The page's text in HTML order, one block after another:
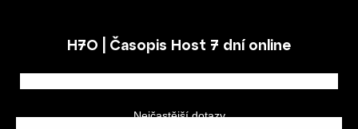
H7O | Časopis Host 7 dní online
Nejčastější dotazy